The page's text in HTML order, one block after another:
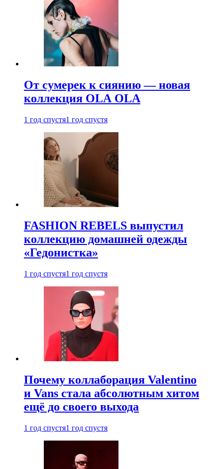
От сумерек к сиянию — новая
коллекция OLA OLA
1 год спустя1 год спустя
FASHION REBELS выпустил
коллекцию домашней одежды
«Гедонистка»
1 год спустя1 год спустя
Почему коллаборация Valentino
и Vans стала абсолютным хитом
ещё до своего выхода
1 год спустя1 год спустя